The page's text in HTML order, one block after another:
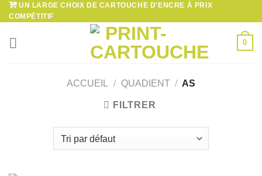
Passer
au
contenu
UN LARGE CHOIX DE CARTOUCHE D'ENCRE À PRIX
COMPÉTITIF
0
ACCUEIL / QUADIENT / AS
FILTRER